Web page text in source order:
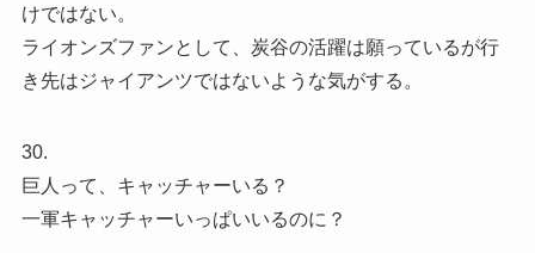
けではない。
ライオンズファンとして、炭谷の活躍は願っているが行
き先はジャイアンツではないような気がする。
30.
巨人って、キャッチャーいる？
一軍キャッチャーいっぱいいるのに？